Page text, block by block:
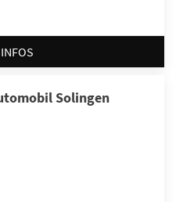
Solingen